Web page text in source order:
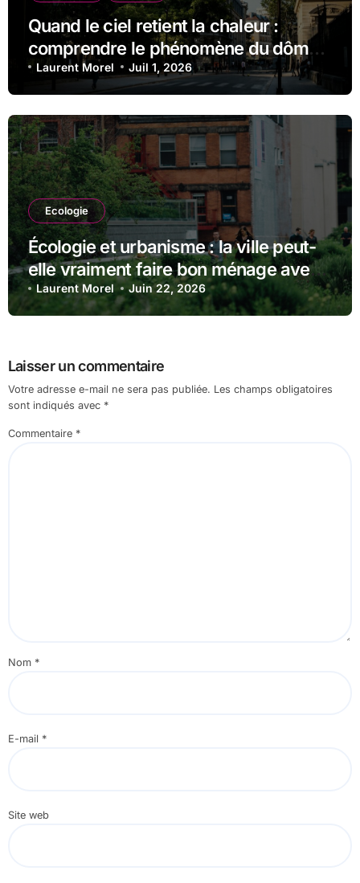
Quand le ciel retient la chaleur :
comprendre le phénomène du dôme
thermique et ses conséquences
durables
Laurent Morel Juil 1, 2026
Ecologie
Écologie et urbanisme : la ville peut-
elle vraiment faire bon ménage avec
la nature ?
Laurent Morel Juin 22, 2026
Laisser un commentaire
Votre adresse e-mail ne sera pas publiée. Les champs obligatoires
sont indiqués avec *
Commentaire *
Nom *
E-mail *
Site web